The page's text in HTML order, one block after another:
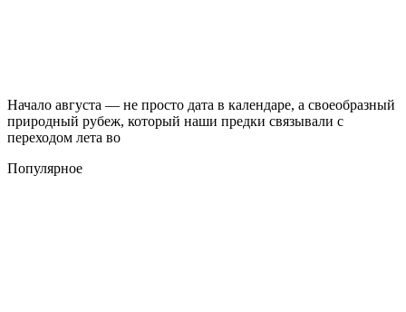
Начало августа — не просто дата в календаре, а своеобразный
природный рубеж, который наши предки связывали с
переходом лета во
Популярное